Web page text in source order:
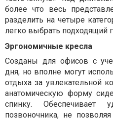
более что весь
разделить на четыре
легко выбрать подходящий
Эргономичные кресла
Созданы для офисов с
дня, но вполне могут
отдыха за увлекательной
анатомическую форму
спинку. Обеспечивает
позвоночника, не